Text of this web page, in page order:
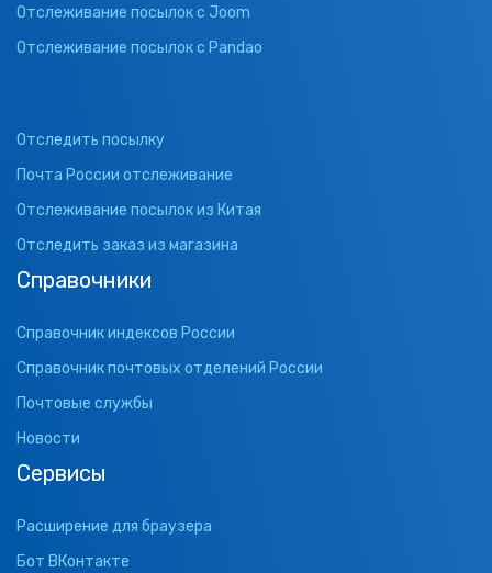
Отслеживание посылок с Joom
Отслеживание посылок с Pandao
Отследить посылку
Почта России отслеживание
Отслеживание посылок из Китая
Отследить заказ из магазина
Справочники
Справочник индексов России
Справочник почтовых отделений России
Почтовые службы
Новости
Сервисы
Расширение для браузера
Бот ВКонтакте